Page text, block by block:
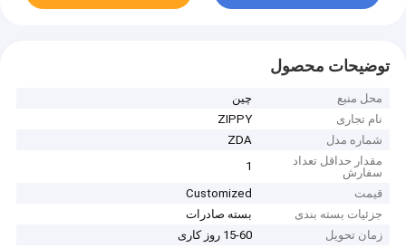
توضیحات محصول
محل منبع
چین
نام تجاری
ZIPPY
شماره مدل
ZDA
مقدار حداقل تعداد
سفارش
1
قیمت
Customized
جزئیات بسته بندی
بسته صادرات
زمان تحویل
15-60 روز کاری